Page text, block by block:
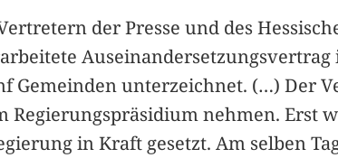
der Presse und des
Gemeinden unterzeichnet. (…) Der
Regierungspräsidium nehmen. Erst
in Kraft gesetzt. Am selben